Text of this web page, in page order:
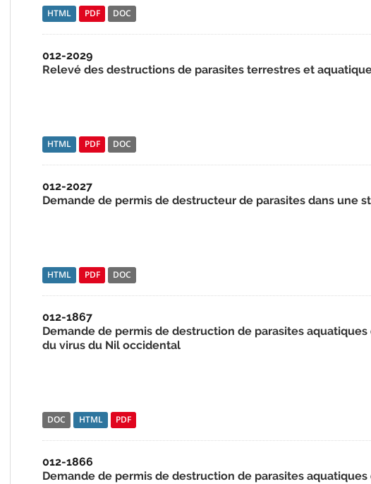
HTML PDF DOC
012-2029
Relevé des destructions de parasites terrestres et
HTML PDF DOC
012-2027
Demande de permis de destructeur de parasites dans une
HTML PDF DOC
012-1867
Demande de permis de destruction de parasites
du virus du Nil occidental
DOC HTML PDF
012-1866
Demande de permis de destruction de parasites